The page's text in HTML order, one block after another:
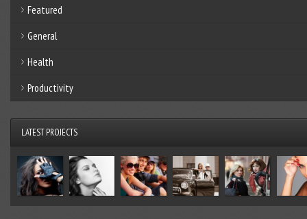
Featured
General
Health
Productivity
LATEST PROJECTS